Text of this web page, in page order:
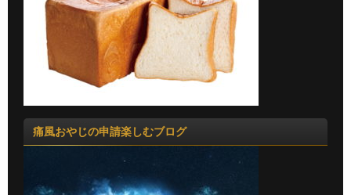
痛風おやじの申請楽しむブログ